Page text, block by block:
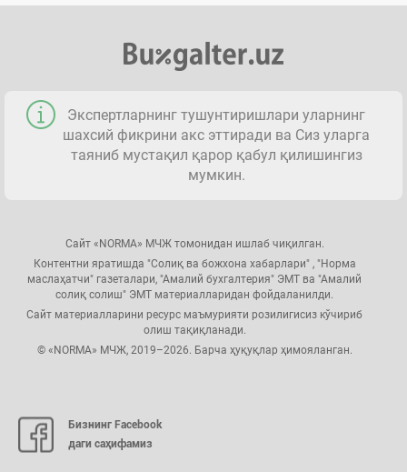
Экспертларнинг тушунтиришлари уларнинг
шахсий фикрини акс эттиради ва Сиз уларга
таяниб мустақил қарор қабул қилишингиз
мумкин.
Сайт «NORMA» МЧЖ томонидан ишлаб чиқилган.
Контентни яратишда "Солиқ ва божхона хабарлари" , "Норма
маслаҳатчи" газеталари, "Амалий бухгалтерия" ЭМТ ва "Амалий
солиқ солиш" ЭМТ материалларидан фойдаланилди.
Сайт материалларини ресурс маъмурияти розилигисиз кўчириб
олиш тақиқланади.
© «NORMA» МЧЖ, 2019–2026. Барча ҳуқуқлар ҳимояланган.
Бизнинг Facebook
даги саҳифамиз